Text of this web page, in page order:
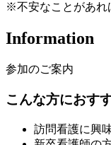
※不安なことがあれ
Information
参加のご案内
こんな方におす
訪問看護に興